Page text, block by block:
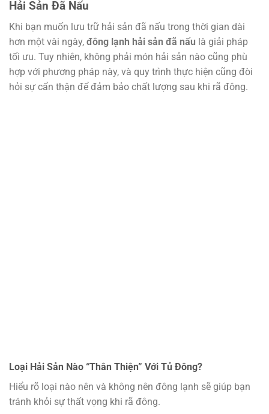
Hải Sản Đã Nấu
Khi bạn muốn lưu trữ hải sản đã nấu trong thời gian dài
hơn một vài ngày, đông lạnh hải sản đã nấu là giải pháp
tối ưu. Tuy nhiên, không phải món hải sản nào cũng phù
hợp với phương pháp này, và quy trình thực hiện cũng đòi
hỏi sự cẩn thận để đảm bảo chất lượng sau khi rã đông.
Loại Hải Sản Nào “Thân Thiện” Với Tủ Đông?
Hiểu rõ loại nào nên và không nên đông lạnh sẽ giúp bạn
tránh khỏi sự thất vọng khi rã đông.